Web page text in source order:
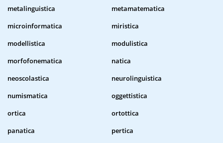
metalinguistica
metamatematica
microinformatica
miristica
modellistica
modulistica
morfofonematica
natica
neoscolastica
neurolinguistica
numismatica
oggettistica
ortica
ortottica
panatica
pertica